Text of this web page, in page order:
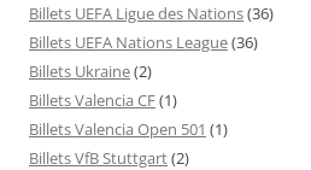
Billets UEFA Ligue des Nations(36)
Billets UEFA Nations League(36)
Billets Ukraine(2)
Billets Valencia CF(1)
Billets Valencia Open 501 (1)
Billets VfB Stuttgart(2)